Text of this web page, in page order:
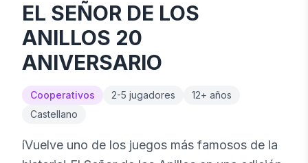
EL SEÑOR DE LOS
ANILLOS 20
ANIVERSARIO
Cooperativos 2-5 jugadores 12+ años
Castellano
íVuelve uno de los juegos más famosos de la